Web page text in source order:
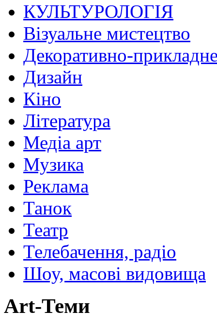
КУЛЬТУРОЛОГІЯ
Візуальне мистецтво
Декоративно-
Дизайн
Кіно
Література
Медіа арт
Музика
Реклама
Танок
Театр
Телебачення, радіо
Шоу, масові видовища
Art-Теми